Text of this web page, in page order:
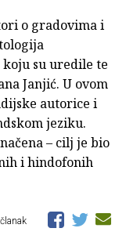
o gradovima i
su uredile te
Janjić. U ovom
autorice i
jeziku.
– cilj je bio
i hindofonih